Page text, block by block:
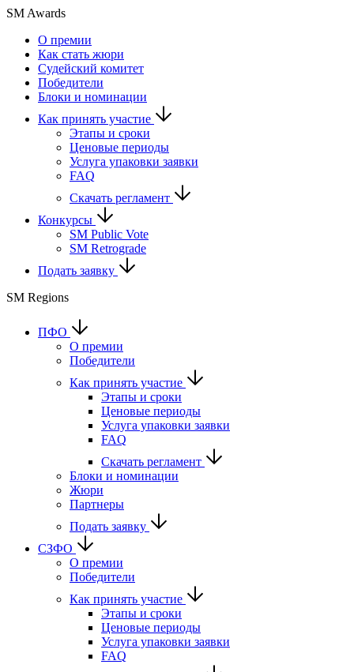
SM Awards
О премии
Как стать жюри
Судейский комитет
Победители
Блоки и номинации
Как принять участие
Этапы и сроки
Ценовые периоды
Услуга упаковки заявки
FAQ
Скачать регламент
Конкурсы
SM Public Vote
SM Retrograde
Подать заявку
SM Regions
ПФО
О премии
Победители
Как принять участие
Этапы и сроки
Ценовые периоды
Услуга упаковки заявки
FAQ
Скачать регламент
Блоки и номинации
Жюри
Партнеры
Подать заявку
СЗФО
О премии
Победители
Как принять участие
Этапы и сроки
Ценовые периоды
Услуга упаковки заявки
FAQ